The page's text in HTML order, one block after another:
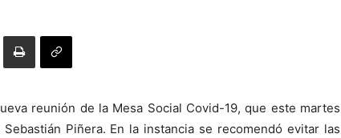
reunión de la Mesa Social Covid-19, que este martes
Piñera. En la instancia se recomendó evitar las